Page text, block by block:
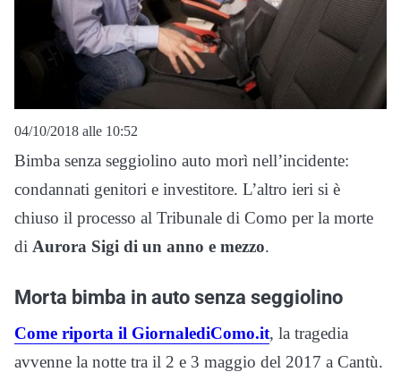
04/10/2018 alle 10:52
Bimba senza seggiolino auto morì nell’incidente:
condannati genitori e investitore. L’altro ieri si è
chiuso il processo al Tribunale di Como per la morte
di Aurora Sigi di un anno e mezzo.
Morta bimba in auto senza seggiolino
Come riporta il GiornalediComo.it, la tragedia
avvenne la notte tra il 2 e 3 maggio del 2017 a Cantù.